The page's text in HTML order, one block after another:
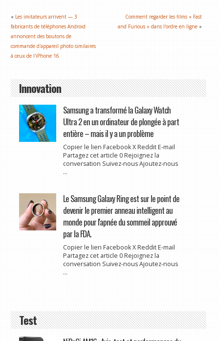
« Les imitateurs arrivent — 3
fabricants de téléphones Android
annoncent des boutons de
commande d'appareil photo similaires
à ceux de l'iPhone 16
Comment regarder les films « Fast
and Furious » dans l'ordre en ligne »
Innovation
Samsung a transformé la Galaxy Watch
Ultra 2 en un ordinateur de plongée à part
entière – mais il y a un problème
Copier le lien Facebook X Reddit E-mail
Partagez cet article 0 Rejoignez la
conversation Suivez-nous Ajoutez-nous
...
Le Samsung Galaxy Ring est sur le point de
devenir le premier anneau intelligent au
monde pour l'apnée du sommeil approuvé
par la FDA.
Copier le lien Facebook X Reddit E-mail
Partagez cet article 0 Rejoignez la
conversation Suivez-nous Ajoutez-nous
...
Test